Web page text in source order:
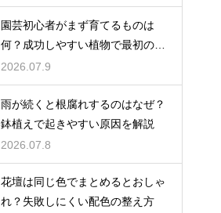
園芸初心者がまず育てるものは
何？成功しやすい植物で最初の一
歩を踏み出そう
2026.07.9
雨が続くと根腐れするのはなぜ？
鉢植えで起きやすい原因を解説
2026.07.8
花壇は同じ色でまとめるとおしゃ
れ？失敗しにくい配色の整え方